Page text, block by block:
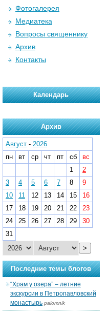
Фотогалерея
Медиатека
Вопросы священнику
Архив
Контакты
Календарь
Архив
Август - 2026
пн
вт ср чт пт сб
вс
1
2
3
4 5 6 7 8
9
10
11 12 13 14 15
16
17
18 19 20 21 22
23
24
25 26 27 28 29
30
31
>
Последние темы блогов
“Храм у озера” – летние
экскурсии в Петропавловский
монастырь palomnik